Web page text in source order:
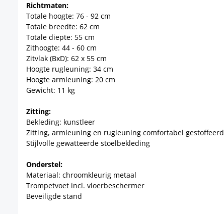
Richtmaten:
Totale hoogte: 76 - 92 cm
Totale breedte: 62 cm
Totale diepte: 55 cm
Zithoogte: 44 - 60 cm
Zitvlak (BxD): 62 x 55 cm
Hoogte rugleuning: 34 cm
Hoogte armleuning: 20 cm
Gewicht: 11 kg
Zitting:
Bekleding: kunstleer
Zitting, armleuning en rugleuning comfortabel gestoffeerd
Stijlvolle gewatteerde stoelbekleding
Onderstel:
Materiaal: chroomkleurig metaal
Trompetvoet incl. vloerbeschermer
Beveiligde stand